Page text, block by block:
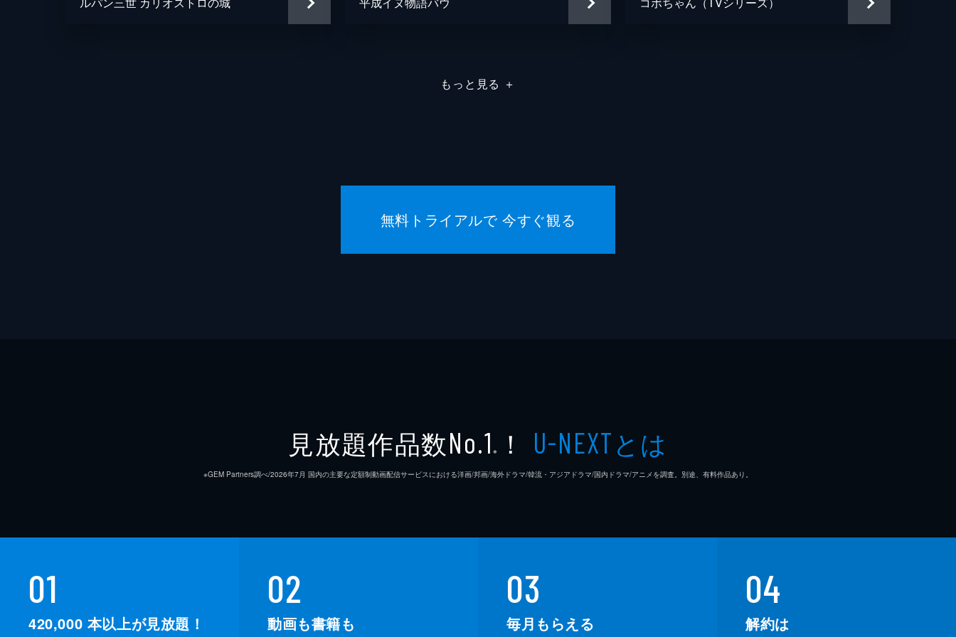
もっと見る ＋
無料トライアルで 今すぐ観る
見放題作品数No.1 ※ ！ U-NEXTとは
※GEM Partners調べ/2026年7⽉ 国内の主要な定額制動画配信サービスにおける洋画/邦画/海外ドラマ/韓流・アジアドラマ/国内ドラマ/アニメを調査。別途、有料作品あり。
01
420,000 本以上が見放題！
02
動画も書籍も
03
毎月もらえる
04
解約は